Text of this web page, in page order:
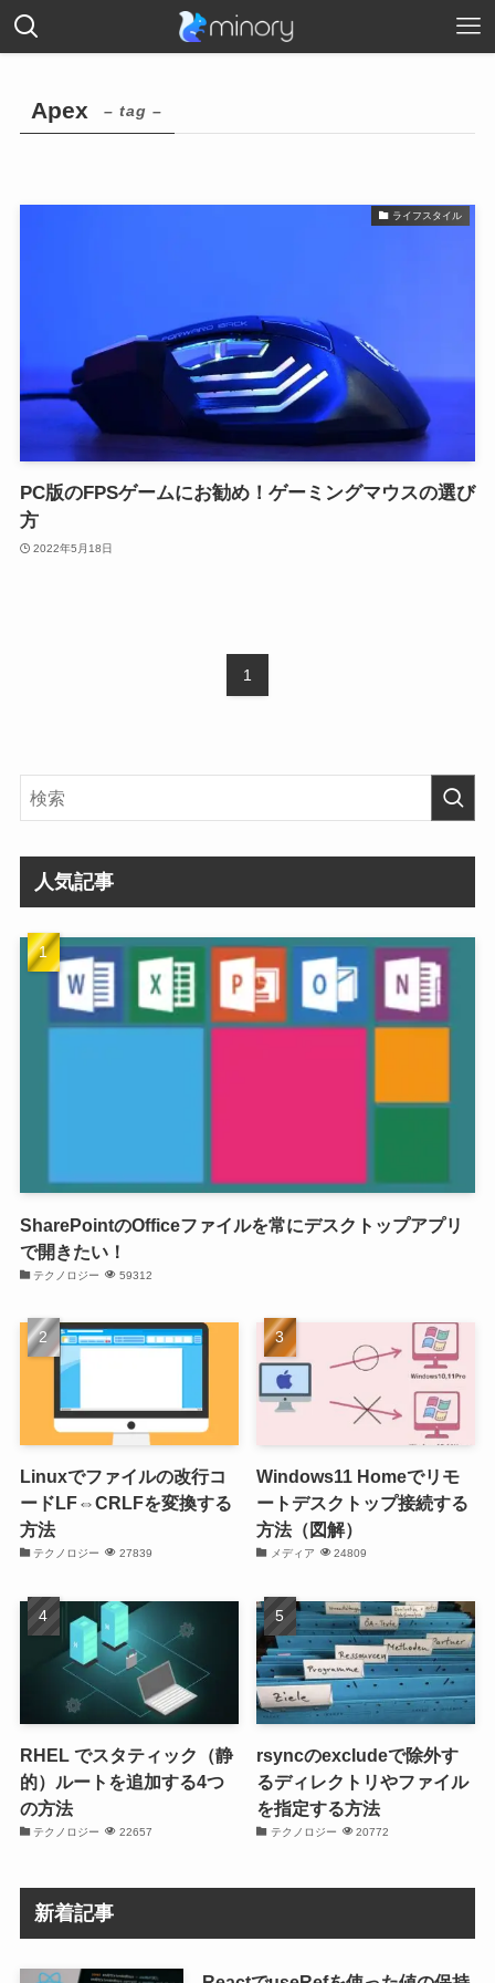
Apex – tag –
ライフスタイル
PC版のFPSゲームにお勧め！ゲーミングマウスの選び
方
2022年5月18日
1
人気記事
SharePointのOfficeファイルを常にデスクトップアプリ
で開きたい！
テクノロジー 59312
Linuxでファイルの改行コ
ードLF⇔CRLFを変換する
方法
テクノロジー 27839
Windows11 Homeでリモ
ートデスクトップ接続する
方法（図解）
メディア 24809
RHEL でスタティック（静
的）ルートを追加する4つ
の方法
テクノロジー 22657
rsyncのexcludeで除外す
るディレクトリやファイル
を指定する方法
テクノロジー 20772
新着記事